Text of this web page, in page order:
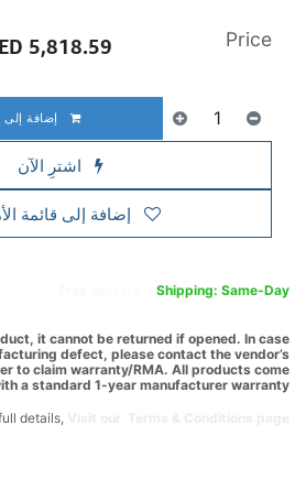
إضافة
اشترِ الآن
إضافة إلى قائمة
Price
5,818.59
Shipping: Same-Day
it cannot be returned if opened. In case
defect, please contact the vendor’s
to claim warranty/RMA. All products come
a standard 1-year manufacturer warranty.
details,